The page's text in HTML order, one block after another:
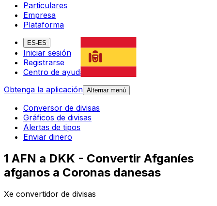
Particulares
Empresa
Plataforma
ES-ES
Iniciar sesión
Registrarse
Centro de ayuda
Obtenga la aplicación Alternar menú
Conversor de divisas
Gráficos de divisas
Alertas de tipos
Enviar dinero
1 AFN a DKK - Convertir Afganíes
afganos a Coronas danesas
Xe convertidor de divisas